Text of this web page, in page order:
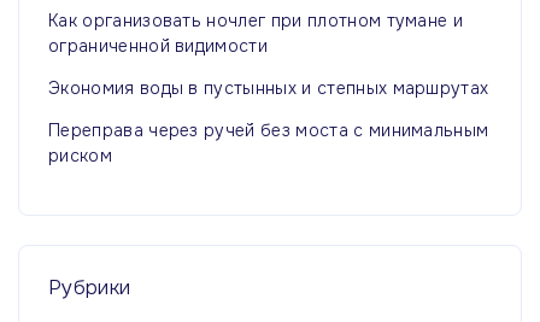
Как организовать ночлег при плотном тумане и
ограниченной видимости
Экономия воды в пустынных и степных маршрутах
Переправа через ручей без моста с минимальным
риском
Рубрики